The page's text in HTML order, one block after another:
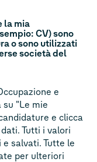
la mia
CV) sono
o sono utilizzati
società del
e
su "Le mie
e clicca
Tutti i valori
salvati. Tutte le
per ulteriori